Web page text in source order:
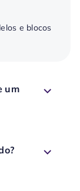
e blocos
um